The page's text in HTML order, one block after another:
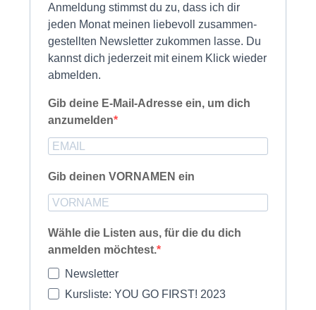
Anmeldung stimmst du zu, dass ich dir
jeden Monat meinen liebevoll zusammen-
gestellten Newsletter zukommen lasse. Du
kannst dich jederzeit mit einem Klick wieder
abmelden.
Gib deine E-Mail-Adresse ein, um dich
anzumelden
Gib deinen VORNAMEN ein
Wähle die Listen aus, für die du dich
anmelden möchtest.
Newsletter
Kursliste: YOU GO FIRST! 2023